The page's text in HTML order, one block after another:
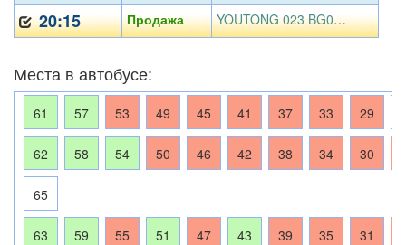
20:15 Продажа YOUTONG 023 BG01, ТОО АБИ-АСТАНА
Места в автобусе:
61 57 53 49 45 41 37 33 29
62 58 54 50 46 42 38 34 30
65
63 59 55 51 47 43 39 35 31